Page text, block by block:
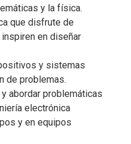
y la física.
que disfrute de
en diseñar
y sistemas
de problemas.
abordar problemáticas
electrónica
y en equipos